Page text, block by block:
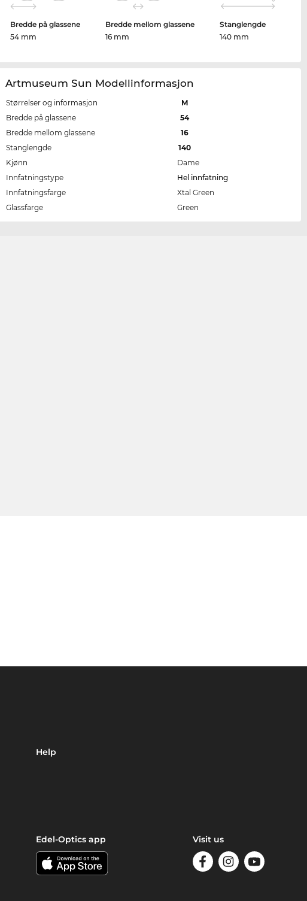
Bredde på glassene
54 mm
Bredde mellom glassene
16 mm
Stanglengde
140 mm
Artmuseum Sun Modellinformasjon
Størrelser og informasjon
M
Bredde på glassene
54
Bredde mellom glassene
16
Stanglengde
140
Kjønn
Dame
Innfatningstype
Hel innfatning
Innfatningsfarge
Xtal Green
Glassfarge
Green
Help
Edel-Optics app Visit us